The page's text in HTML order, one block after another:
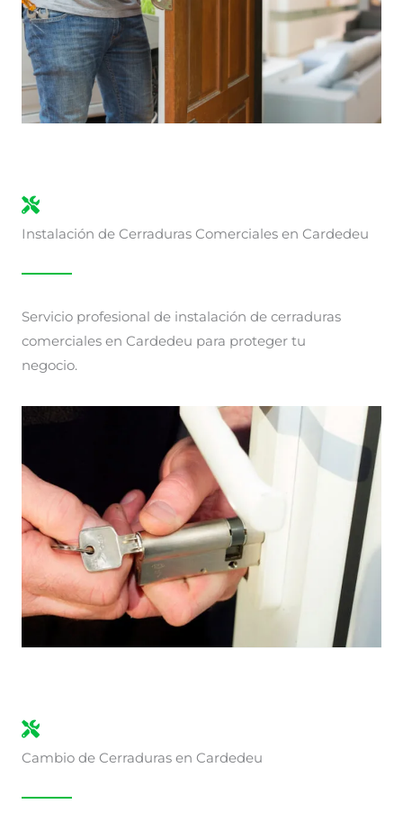
Instalación de Cerraduras Comerciales en Cardedeu
Servicio profesional de instalación de cerraduras
comerciales en Cardedeu para proteger tu
negocio.
Cambio de Cerraduras en Cardedeu